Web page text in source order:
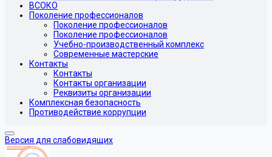
ВСОКО
Поколение профессионалов
Поколение профессионалов
Поколение профессионалов
Учебно-производственный комплекс
Современные мастерские
Контакты
Контакты
Контакты организации
Реквизиты организации
Комплексная безопасность
Противодействие коррупции
Версия для слабовидящих